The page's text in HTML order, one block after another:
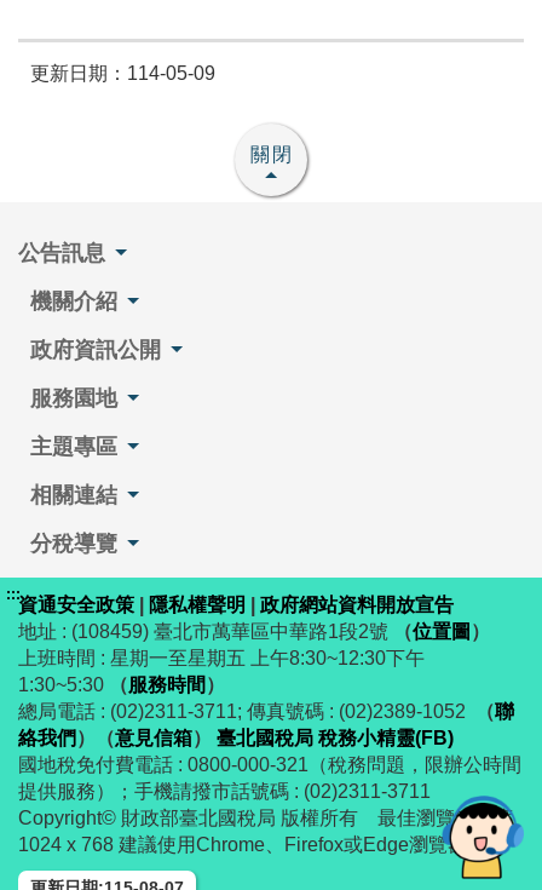
更新日期：114-05-09
關閉
公告訊息
機關介紹
政府資訊公開
服務園地
主題專區
相關連結
分稅導覽
:::資通安全政策 隱私權聲明
政府網站資料開放宣告
地址 : (108459) 臺北市萬華區中華路1段2號
（位置圖 ）
上班時間 : 星期一至星期五 上午8:30~12:30下午
1:30~5:30
（服務時間 ）
總局電話 : (02)2311-3711; 傳真號碼 : (02)2389-1052
（聯
絡我們 ） （意見信箱）
臺北國稅局 稅務小精靈(FB)
國地稅免付費電話 : 0800-000-321（稅務問題，限辦公時間
提供服務）；手機請撥市話號碼 : (02)2311-3711
Copyright© 財政部臺北國稅局 版權所有 最佳瀏覽解析度
1024 x 768 建議使用Chrome、Firefox或Edge瀏覽器